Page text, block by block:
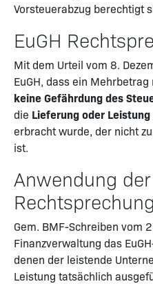
Vorsteuerabzug berechtigt
EuGH
Mit dem Urteil vom 8.
EuGH, dass ein
keine Gefährdung des
die Lieferung oder
erbracht wurde, der nicht
ist.
Anwendung der
Rechtsprechung
Gem. BMF-Schreiben vom
Finanzverwaltung das
denen der leistende
Leistung tatsächlich